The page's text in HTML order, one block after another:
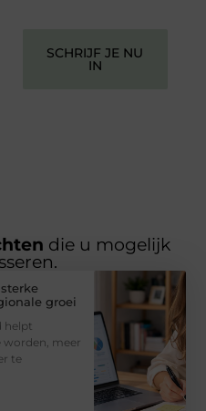
SCHRIJF JE NU
IN
die u mogelijk
groei
helpt
worden, meer
te